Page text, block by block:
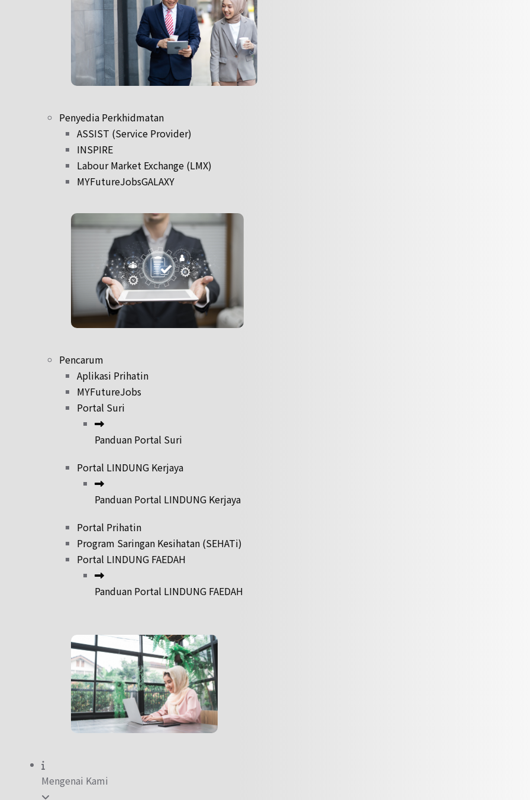
Penyedia Perkhidmatan
ASSIST (Service Provider)
INSPIRE
Labour Market Exchange (LMX)
MYFutureJobsGALAXY
Pencarum
Aplikasi Prihatin
MYFutureJobs
Portal Suri
Panduan Portal Suri
Portal LINDUNG Kerjaya
Panduan Portal LINDUNG Kerjaya
Portal Prihatin
Program Saringan Kesihatan (SEHATi)
Portal LINDUNG FAEDAH
Panduan Portal LINDUNG FAEDAH
Mengenai Kami